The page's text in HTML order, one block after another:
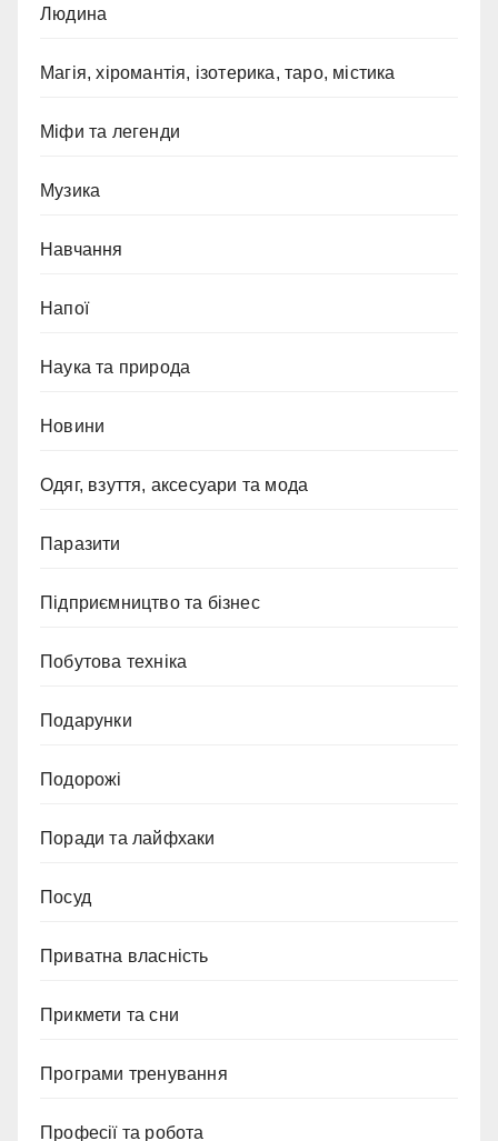
Людина
Магія, хіромантія, ізотерика, таро, містика
Міфи та легенди
Музика
Навчання
Напої
Наука та природа
Новини
Одяг, взуття, аксесуари та мода
Паразити
Підприємництво та бізнес
Побутова техніка
Подарунки
Подорожі
Поради та лайфхаки
Посуд
Приватна власність
Прикмети та сни
Програми тренування
Професії та робота